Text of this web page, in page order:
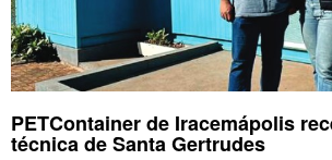
PETContainer de Iracemápolis
técnica de Santa Gertrudes